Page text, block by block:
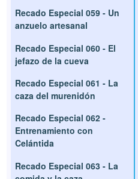
Recado Especial 059 - Un
anzuelo artesanal
Recado Especial 060 - El
jefazo de la cueva
Recado Especial 061 - La
caza del murenidón
Recado Especial 062 -
Entrenamiento con
Celántida
Recado Especial 063 - La